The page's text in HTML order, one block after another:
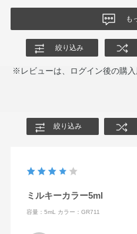
も
絞り込み
※レビューは、ログイン後の購入
絞り込み
ミルキーカラー5ml
容量：5mL カラー：GR711